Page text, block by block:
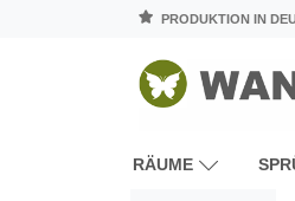
PRODUKTION IN
RÄUME